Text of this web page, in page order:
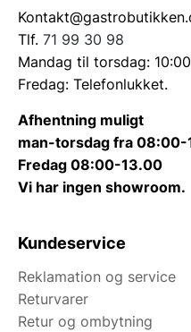
Tlf. 71 99 30 98
Mandag til torsdag:
Fredag: Telefonlukket.
Afhentning muligt
man-torsdag fra 08:00-
Fredag 08:00-13.00
Vi har ingen showroom.
Kundeservice
Reklamation og service
Returvarer
Retur og ombytning